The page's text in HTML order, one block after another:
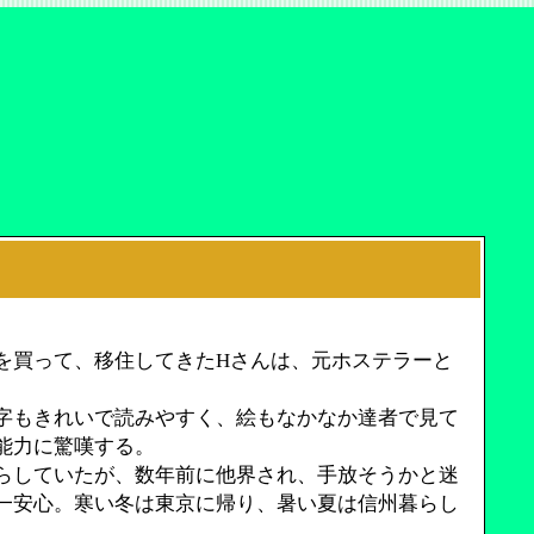
買って、移住してきたHさんは、元ホステラーと
もきれいで読みやすく、絵もなかなか達者で見て
力に驚嘆する。
ていたが、数年前に他界され、手放そうかと迷
心。寒い冬は東京に帰り、暑い夏は信州暮らし